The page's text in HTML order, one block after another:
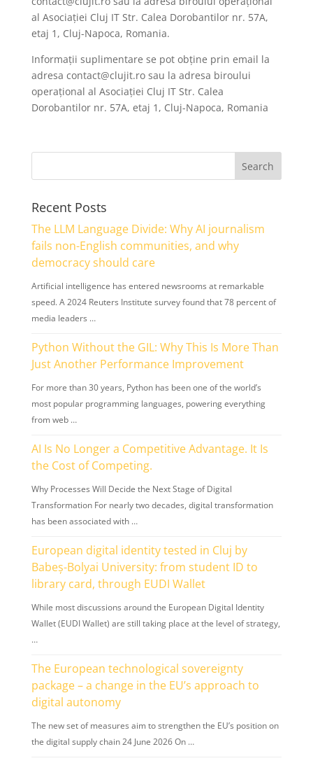
al Asociației Cluj IT Str. Calea Dorobantilor nr. 57A,
etaj 1, Cluj-Napoca, Romania.
Informații suplimentare se pot obține prin email la
adresa contact@clujit.ro sau la adresa biroului
operațional al Asociației Cluj IT Str. Calea
Dorobantilor nr. 57A, etaj 1, Cluj-Napoca, Romania
Recent Posts
The LLM Language Divide: Why AI journalism
fails non-English communities, and why
democracy should care
Artificial intelligence has entered newsrooms at remarkable
speed. A 2024 Reuters Institute survey found that 78 percent of
media leaders …
Python Without the GIL: Why This Is More Than
Just Another Performance Improvement
For more than 30 years, Python has been one of the world’s
most popular programming languages, powering everything
from web …
AI Is No Longer a Competitive Advantage. It Is
the Cost of Competing.
Why Processes Will Decide the Next Stage of Digital
Transformation For nearly two decades, digital transformation
has been associated with …
European digital identity tested in Cluj by
Babeș-Bolyai University: from student ID to
library card, through EUDI Wallet
While most discussions around the European Digital Identity
Wallet (EUDI Wallet) are still taking place at the level of strategy,
…
The European technological sovereignty
package – a change in the EU’s approach to
digital autonomy
The new set of measures aim to strengthen the EU’s position on
the digital supply chain 24 June 2026 On …